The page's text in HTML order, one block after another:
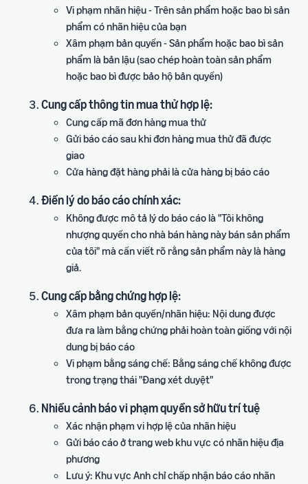
Vi phạm nhãn hiệu - Trên sản phẩm hoặc bao bì sản
phẩm có nhãn hiệu của bạn
Xâm phạm bản quyền - Sản phẩm hoặc bao bì sản
phẩm là bản lậu (sao chép hoàn toàn sản phẩm
hoặc bao bì được bảo hộ bản quyền)
Cung cấp thông tin mua thử hợp lệ:
Cung cấp mã đơn hàng mua thử
Gửi báo cáo sau khi đơn hàng mua thử đã được
giao
Cửa hàng đặt hàng phải là cửa hàng bị báo cáo
Điền lý do báo cáo chính xác:
Không được mô tả lý do báo cáo là "Tôi không
nhượng quyền cho nhà bán hàng này bán sản phẩm
của tôi" mà cần viết rõ rằng sản phẩm này là hàng
giả.
Cung cấp bằng chứng hợp lệ:
Xâm phạm bản quyền/nhãn hiệu: Nội dung được
đưa ra làm bằng chứng phải hoàn toàn giống với nội
dung bị báo cáo
Vi phạm bằng sáng chế: Bằng sáng chế không được
trong trạng thái "Đang xét duyệt"
Nhiều cảnh báo vi phạm quyền sở hữu trí tuệ
Xác nhận phạm vi hợp lệ của nhãn hiệu
Gửi báo cáo ở trang web khu vực có nhãn hiệu địa
phương
Lưu ý: Khu vực Anh chỉ chấp nhận báo cáo nhãn